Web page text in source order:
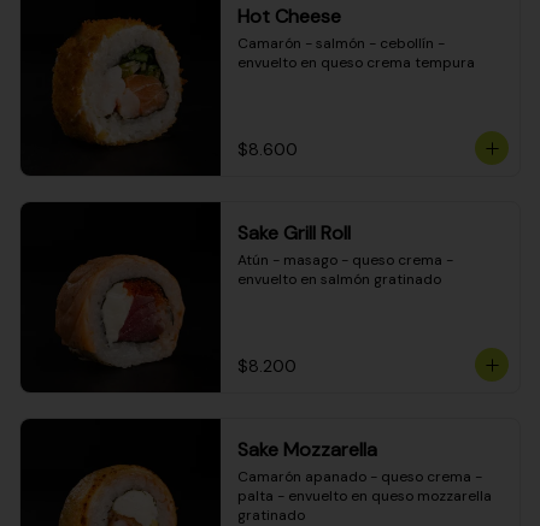
Hot Cheese
Camarón - salmón - cebollín -
envuelto en queso crema tempura
$8.600
Sake Grill Roll
Atún - masago - queso crema -
envuelto en salmón gratinado
$8.200
Sake Mozzarella
Camarón apanado - queso crema -
palta - envuelto en queso mozzarella
gratinado